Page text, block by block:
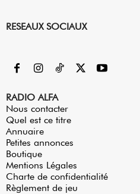
RESEAUX SOCIAUX
RADIO ALFA
Nous contacter
Quel est ce titre
Annuaire
Petites annonces
Boutique
Mentions Légales
Charte de confidentialité
Règlement de jeu